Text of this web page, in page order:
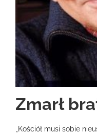
Zmarł
„Kościół musi sobie